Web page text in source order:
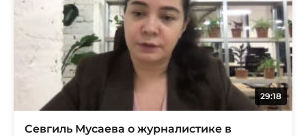
29:18
Севгиль Мусаева о журналистике в